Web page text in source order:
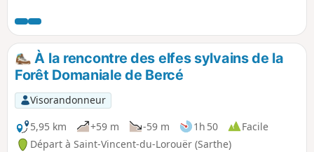
roulant trois roues, et aux familles avec
poussette trois roues également.
À la rencontre des elfes sylvains de la
Forêt Domaniale de Bercé
Visorandonneur
5,95 km
+59 m -59 m 1h 50
Facile
Départ à Saint-Vincent-du-Lorouër (Sarthe)